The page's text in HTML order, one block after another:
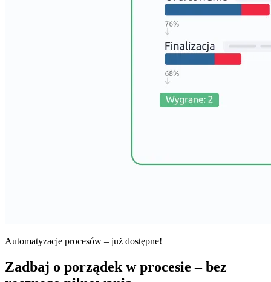
Automatyzacje procesów – już dostępne!
Zadbaj o porządek w procesie – bez